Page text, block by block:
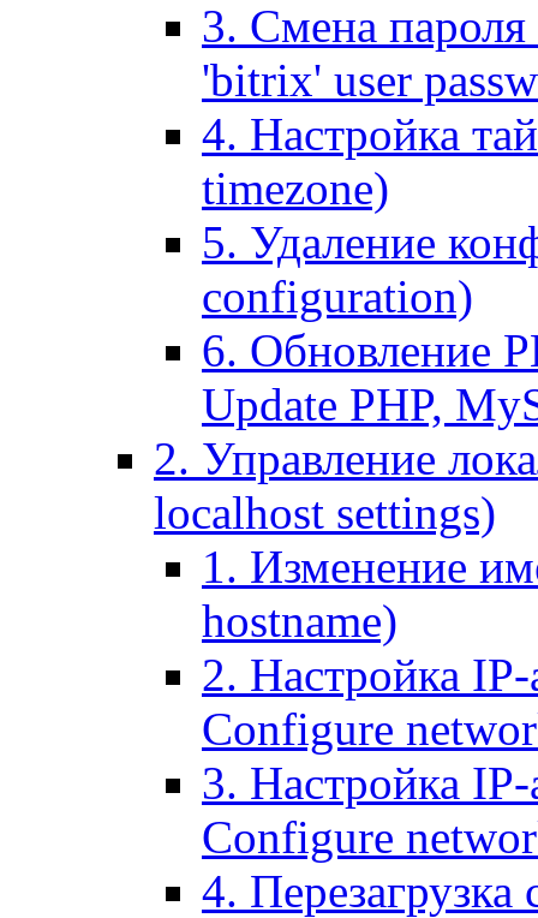
3. Смена пароля
'bitrix' user
4. Настройка
timezone)
5. Удаление
configuration)
6. Обновление
Update PHP,
2. Управление
localhost settings)
1. Изменение
hostname)
2. Настройка IP-
Configure
3. Настройка
Configure
4. Перезагрузка